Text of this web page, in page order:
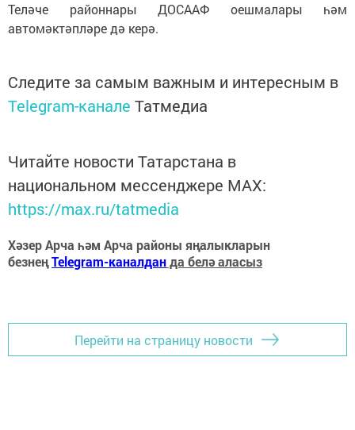
Теләче районнары ДОСААФ оешмалары һәм
автомәктәпләре дә керә.
Следите за самым важным и интересным в
Telegram-канале Татмедиа
Читайте новости Татарстана в
национальном мессенджере MАХ:
https://max.ru/tatmedia
Хәзер Арча һәм Арча районы яңалыкларын
безнеңTelegram-каналданда белә аласыз
Перейти на страницу новости